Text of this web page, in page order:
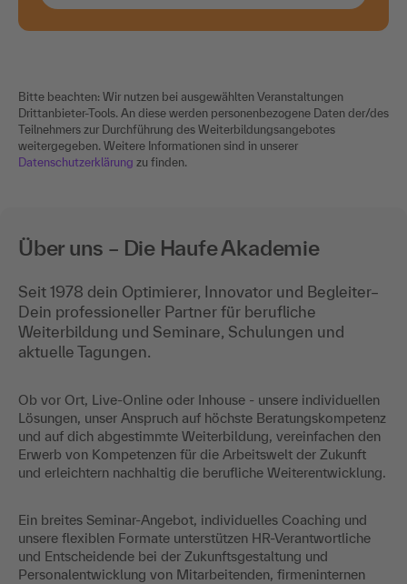
Bitte beachten: Wir nutzen bei ausgewählten Veranstaltungen
Drittanbieter-Tools. An diese werden personenbezogene Daten der/des
Teilnehmers zur Durchführung des Weiterbildungsangebotes
weitergegeben. Weitere Informationen sind in unserer
Datenschutzerklärung zu finden.
Über uns – Die Haufe Akademie
Seit 1978 dein Optimierer, Innovator und Begleiter–
Dein professioneller Partner für berufliche
Weiterbildung und Seminare, Schulungen und
aktuelle Tagungen.
Ob vor Ort, Live-Online oder Inhouse - unsere individuellen
Lösungen, unser Anspruch auf höchste Beratungskompetenz
und auf dich abgestimmte Weiterbildung, vereinfachen den
Erwerb von Kompetenzen für die Arbeitswelt der Zukunft
und erleichtern nachhaltig die berufliche Weiterentwicklung.
Ein breites Seminar-Angebot, individuelles Coaching und
unsere flexiblen Formate unterstützen HR-Verantwortliche
und Entscheidende bei der Zukunftsgestaltung und
Personalentwicklung von Mitarbeitenden, firmeninternen